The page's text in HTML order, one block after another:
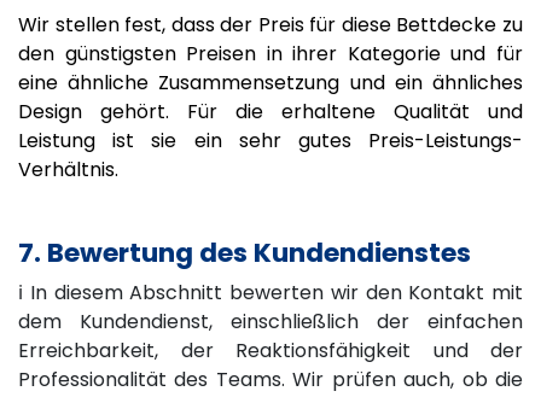
Wir stellen fest, dass der Preis für diese Bettdecke zu
den günstigsten Preisen in ihrer Kategorie und für
eine ähnliche Zusammensetzung und ein ähnliches
Design gehört. Für die erhaltene Qualität und
Leistung ist sie ein sehr gutes Preis-Leistungs-
Verhältnis.
7. Bewertung des Kundendienstes
ℹ️ In diesem Abschnitt bewerten wir den Kontakt mit
dem Kundendienst, einschließlich der einfachen
Erreichbarkeit, der Reaktionsfähigkeit und der
Professionalität des Teams. Wir prüfen auch, ob die